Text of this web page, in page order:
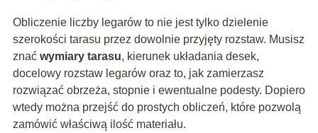
Obliczenie liczby legarów to nie jest tylko dzielenie
szerokości tarasu przez dowolnie przyjęty rozstaw. Musisz
znać wymiary tarasu, kierunek układania desek,
docelowy rozstaw legarów oraz to, jak zamierzasz
rozwiązać obrzeża, stopnie i ewentualne podesty. Dopiero
wtedy można przejść do prostych obliczeń, które pozwolą
zamówić właściwą ilość materiału.